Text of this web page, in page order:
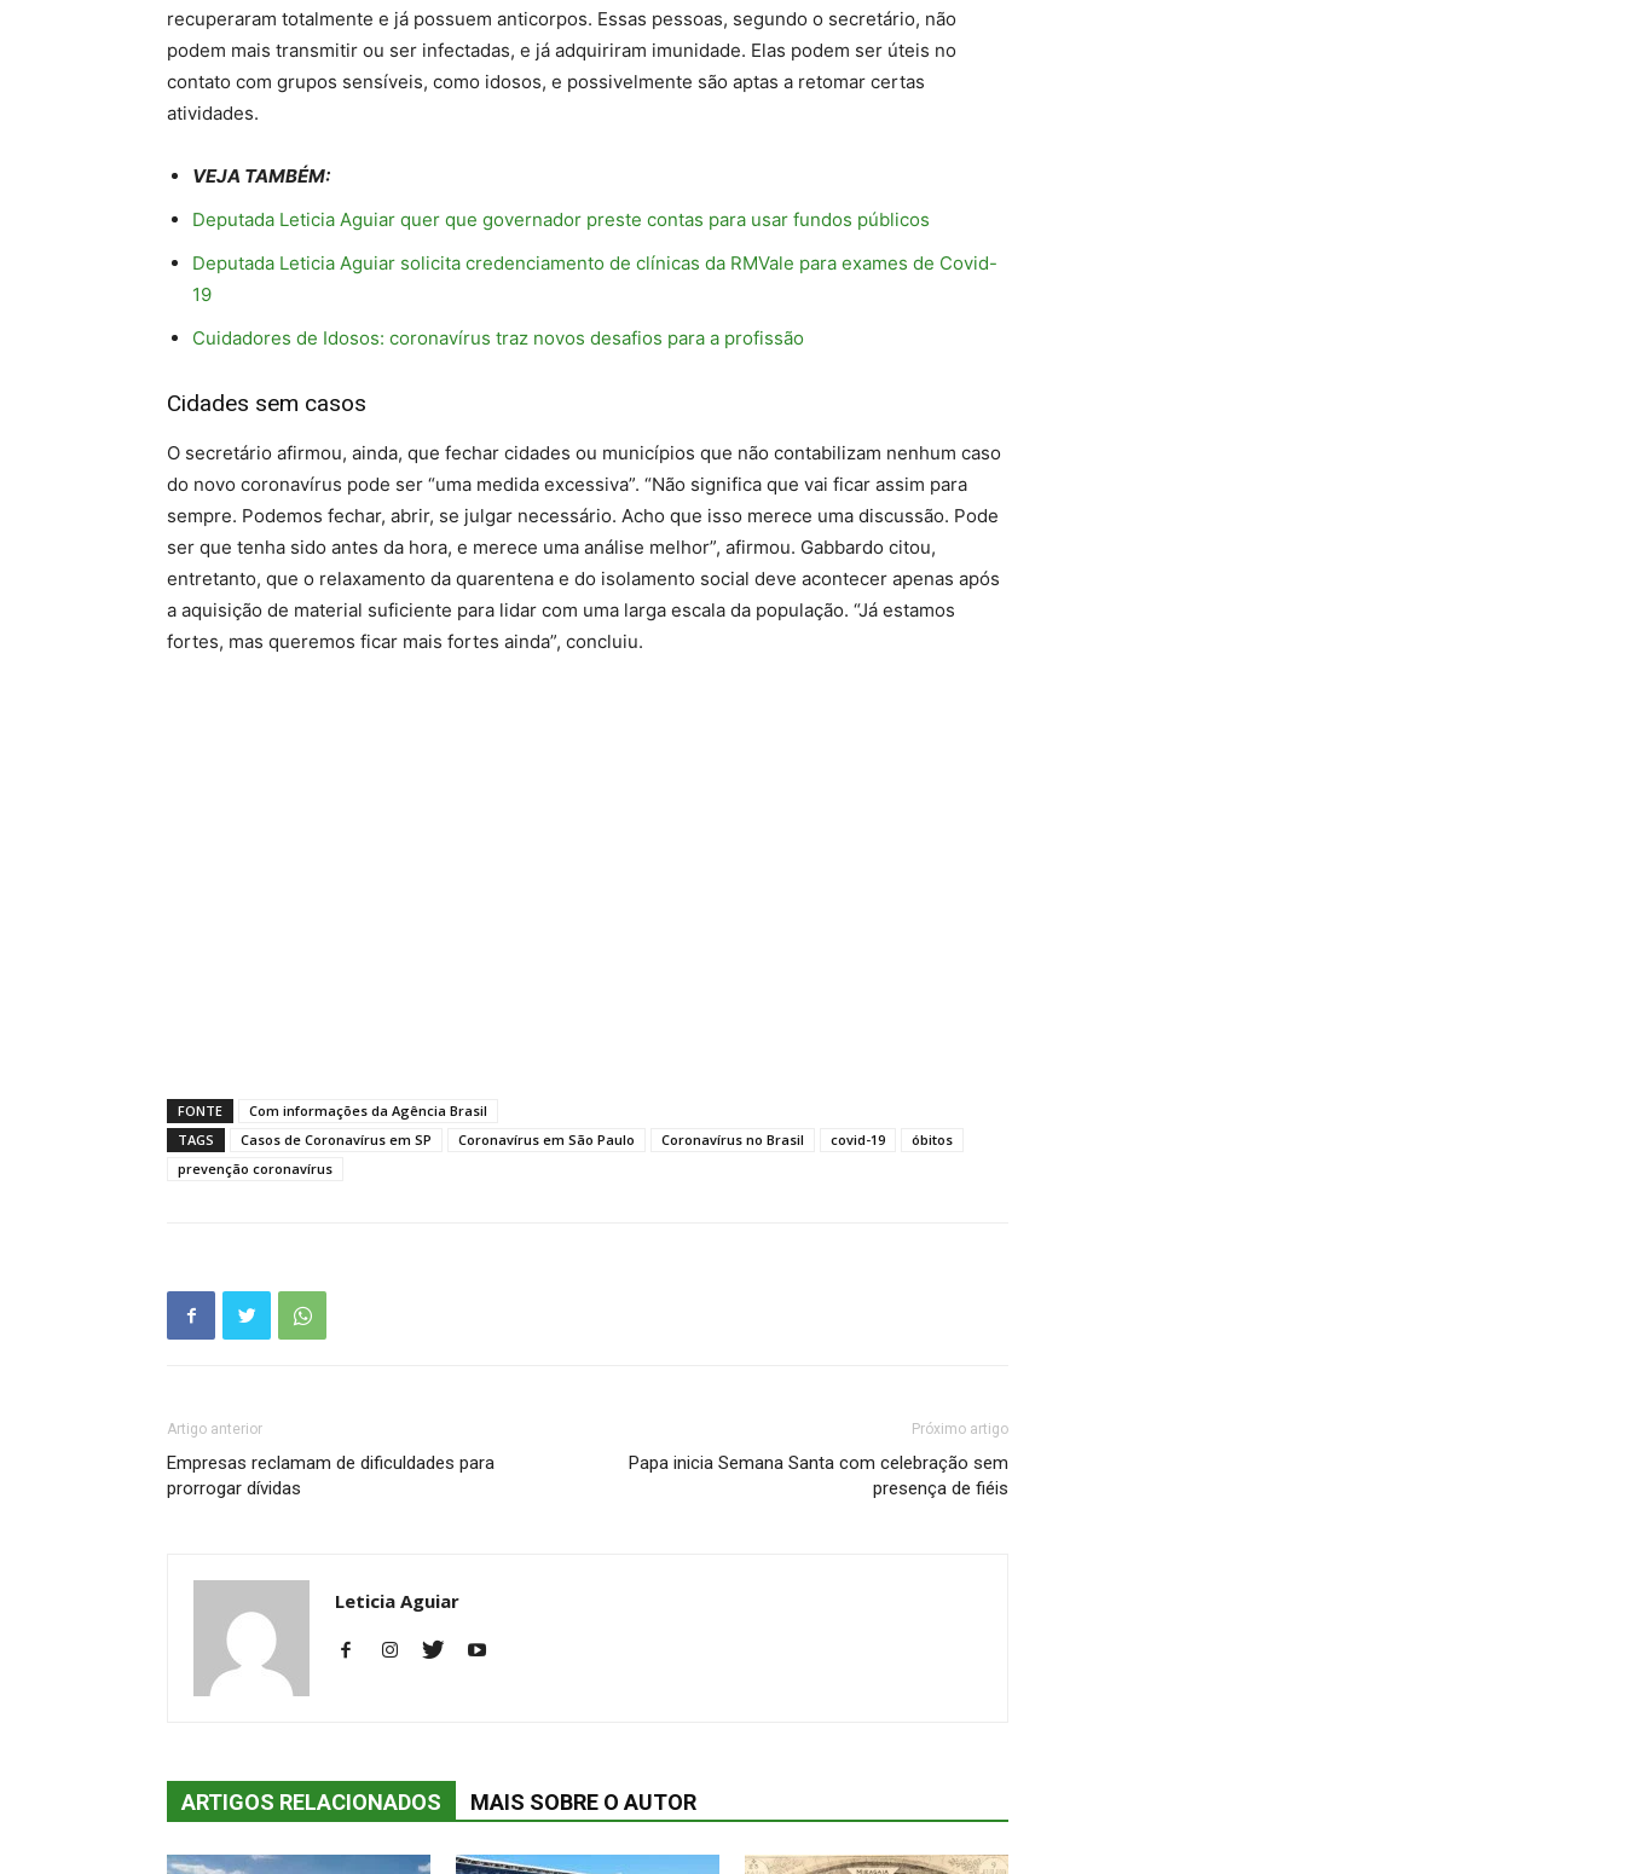
recuperaram totalmente e já possuem anticorpos. Essas pessoas, segundo o secretário, não
podem mais transmitir ou ser infectadas, e já adquiriram imunidade. Elas podem ser úteis no
contato com grupos sensíveis, como idosos, e possivelmente são aptas a retomar certas
atividades.
VEJA TAMBÉM:
Deputada Leticia Aguiar quer que governador preste contas para usar fundos públicos
Deputada Leticia Aguiar solicita credenciamento de clínicas da RMVale para exames de Covid-
19
Cuidadores de Idosos: coronavírus traz novos desafios para a profissão
Cidades sem casos
O secretário afirmou, ainda, que fechar cidades ou municípios que não contabilizam nenhum caso
do novo coronavírus pode ser “uma medida excessiva”. “Não significa que vai ficar assim para
sempre. Podemos fechar, abrir, se julgar necessário. Acho que isso merece uma discussão. Pode
ser que tenha sido antes da hora, e merece uma análise melhor”, afirmou. Gabbardo citou,
entretanto, que o relaxamento da quarentena e do isolamento social deve acontecer apenas após
a aquisição de material suficiente para lidar com uma larga escala da população. “Já estamos
fortes, mas queremos ficar mais fortes ainda”, concluiu.
FONTE
Com informações da Agência Brasil
TAGS
Casos de Coronavírus em SP Coronavírus em São Paulo Coronavírus no Brasil covid-19
óbitos
prevenção coronavírus
Artigo anterior
Empresas reclamam de dificuldades para
prorrogar dívidas
Próximo artigo
Papa inicia Semana Santa com celebração sem
presença de fiéis
Leticia Aguiar
ARTIGOS RELACIONADOS MAIS SOBRE O AUTOR